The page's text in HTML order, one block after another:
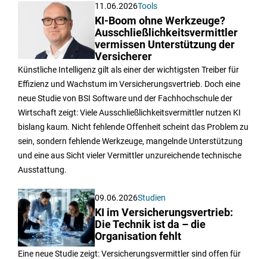
11.06.2026Tools
KI-Boom ohne Werkzeuge?
Ausschließlichkeitsvermittler
vermissen Unterstützung der
Versicherer
Künstliche Intelligenz gilt als einer der wichtigsten Treiber für
Effizienz und Wachstum im Versicherungsvertrieb. Doch eine
neue Studie von BSI Software und der Fachhochschule der
Wirtschaft zeigt: Viele Ausschließlichkeitsvermittler nutzen KI
bislang kaum. Nicht fehlende Offenheit scheint das Problem zu
sein, sondern fehlende Werkzeuge, mangelnde Unterstützung
und eine aus Sicht vieler Vermittler unzureichende technische
Ausstattung.
09.06.2026Studien
KI im Versicherungsvertrieb:
Die Technik ist da – die
Organisation fehlt
Eine neue Studie zeigt: Versicherungsvermittler sind offen für